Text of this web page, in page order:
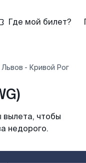
Где мой билет?
- Кривой Рог
чтобы
недорого.